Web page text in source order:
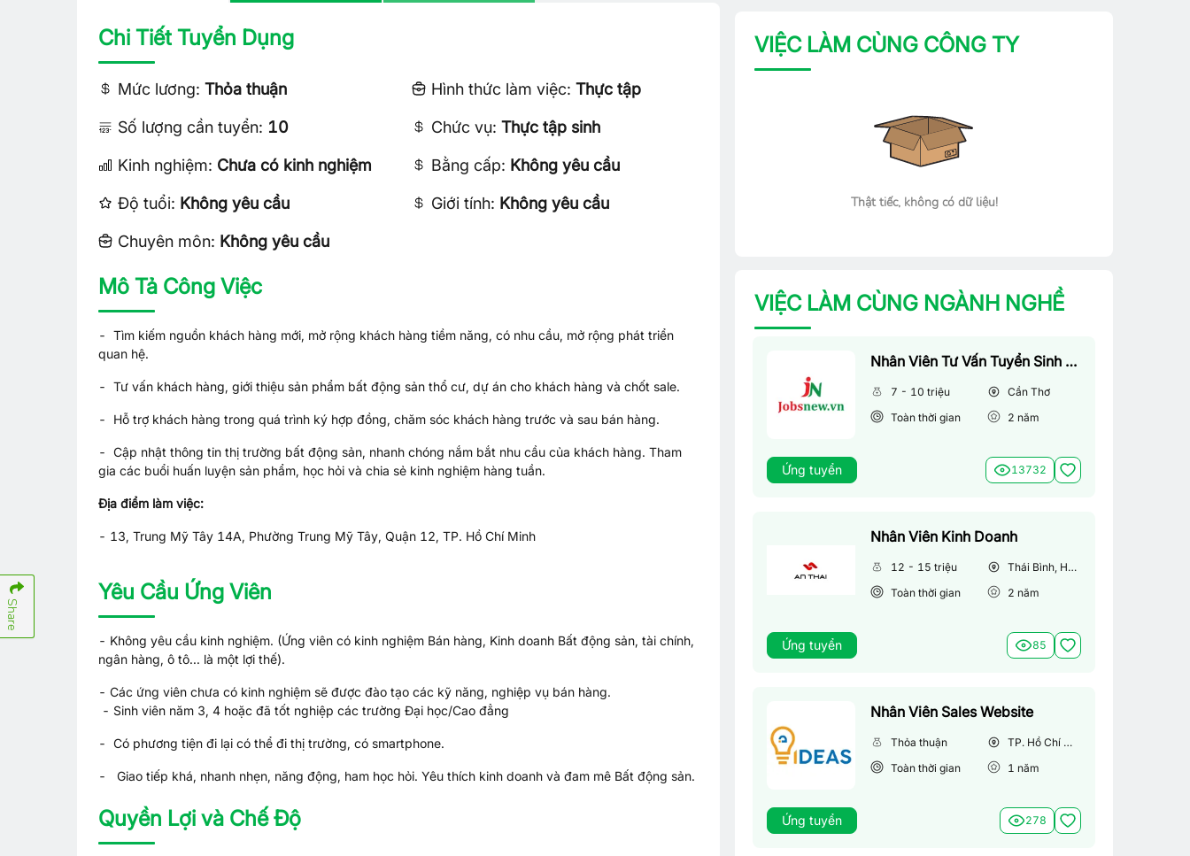
Chi Tiết Tuyển Dụng
Mức lương: Thỏa thuận Hình thức làm việc:Thực tập
Số lượng cần tuyển: 10 Chức vụ:Thực tập sinh
Kinh nghiệm: Chưa có kinh nghiệm Bằng cấp: Không yêu cầu
Độ tuổi: Không yêu cầu Giới tính: Không yêu cầu
Chuyên môn: Không yêu cầu
Mô Tả Công Việc
- Tìm kiếm nguồn khách hàng mới, mở rộng khách hàng tiềm năng, có nhu cầu, mở rộng phát triển
quan hệ.
- Tư vấn khách hàng, giới thiệu sản phẩm bất động sản thổ cư, dự án cho khách hàng và chốt sale.
- Hỗ trợ khách hàng trong quá trình ký hợp đồng, chăm sóc khách hàng trước và sau bán hàng.
- Cập nhật thông tin thị trường bất động sản, nhanh chóng nắm bắt nhu cầu của khách hàng. Tham
gia các buổi huấn luyện sản phẩm, học hỏi và chia sẻ kinh nghiệm hàng tuần.
Địa điểm làm việc:
- 13, Trung Mỹ Tây 14A, Phường Trung Mỹ Tây, Quận 12, TP. Hồ Chí Minh
Yêu Cầu Ứng Viên
- Không yêu cầu kinh nghiệm. (Ứng viên có kinh nghiệm Bán hàng, Kinh doanh Bất động sản, tài chính,
ngân hàng, ô tô... là một lợi thế).
- Các ứng viên chưa có kinh nghiệm sẽ được đào tạo các kỹ năng, nghiệp vụ bán hàng.
- Sinh viên năm 3, 4 hoặc đã tốt nghiệp các trường Đại học/Cao đẳng
- Có phương tiện đi lại có thể đi thị trường, có smartphone.
- Giao tiếp khá, nhanh nhẹn, năng động, ham học hỏi. Yêu thích kinh doanh và đam mê Bất động sản.
Quyền Lợi và Chế Độ
VIỆC LÀM CÙNG CÔNG TY
Thật tiếc, không có dữ liệu!
VIỆC LÀM CÙNG NGÀNH NGHỀ
Nhân Viên Tư Vấn Tuyển Sinh (Làm Việc Tại Văn Phòng)
7 - 10 triệu
Cần Thơ
Toàn thời gian
2 năm
Ứng tuyển 13732
Nhân Viên Kinh Doanh
12 - 15 triệu
Thái Bình, Hà Nội
Toàn thời gian
2 năm
Ứng tuyển 85
Nhân Viên Sales Website
Thỏa thuận
TP. Hồ Chí Minh
Toàn thời gian
1 năm
Ứng tuyển 278
Share